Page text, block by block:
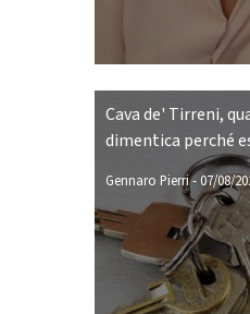
Cava de' Tirreni,
dimentica perché
Gennaro Pierri- 07/08/